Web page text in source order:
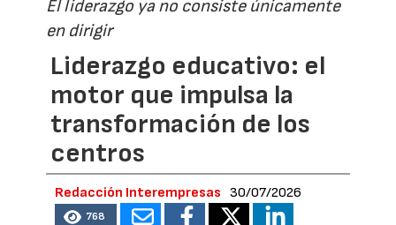
El liderazgo ya no consiste únicamente
en dirigir
Liderazgo educativo: el
motor que impulsa la
transformación de los
centros
Redacción Interempresas 30/07/2026
768